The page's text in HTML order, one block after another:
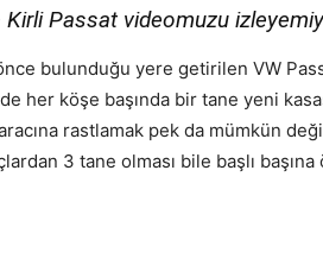
Kirli Passat videomuzu
bulunduğu yere getirilen VW
her köşe başında bir tane yeni
rastlamak pek da mümkün
3 tane olması bile başlı